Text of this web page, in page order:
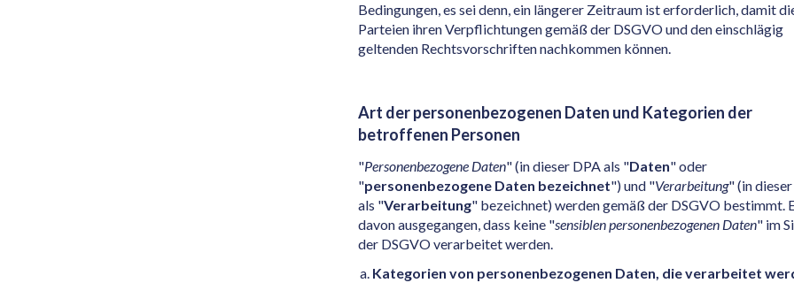
Bedingungen, es sei denn, ein längerer Zeitraum ist erforderlich, damit
Parteien ihren Verpflichtungen gemäß der DSGVO und den einschlägig
geltenden Rechtsvorschriften nachkommen können.
Art der personenbezogenen Daten und Kategorien der
betroffenen Personen
"Personenbezogene Daten" (in dieser DPA als "Daten" oder
"personenbezogene Daten bezeichnet") und "Verarbeitung" (in
als "Verarbeitung" bezeichnet) werden gemäß der DSGVO bestimmt.
davon ausgegangen, dass keine "sensiblen personenbezogenen Daten" im
der DSGVO verarbeitet werden.
Kategorien von personenbezogenen Daten, die verarbeitet